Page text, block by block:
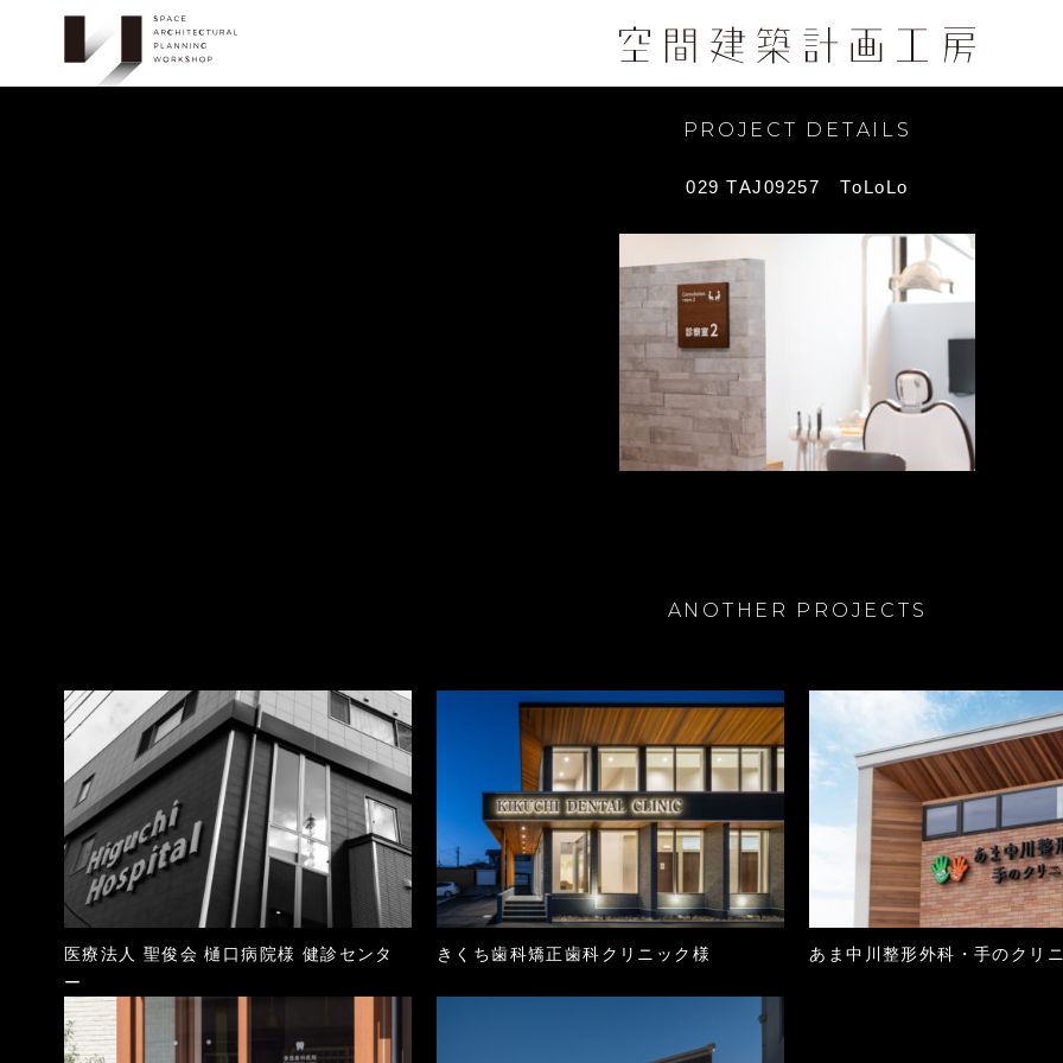
PROJECT DETAILS
029 TAJ09257 ToLoLo
ANOTHER PROJECTS
医療法人 聖俊会 樋口病院様 健診センタ
ー
きくち歯科矯正歯科クリニック様 あま中川整形外科・手のクリ